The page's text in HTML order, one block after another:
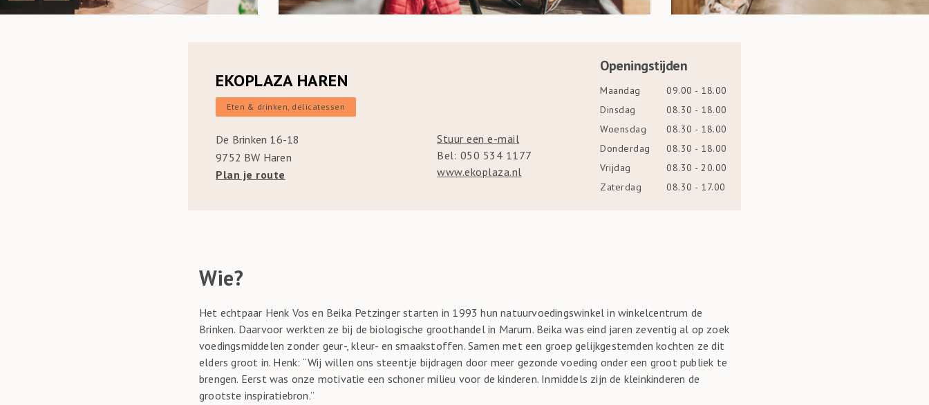
EKOPLAZA HAREN
Eten & drinken, delicatessen
De Brinken 16-18
9752 BW Haren
Plan je route
Stuur een e-mail
Bel: 050 534 1177
www.ekoplaza.nl
Openingstijden
Maandag
09.00 - 18.00
Dinsdag
08.30 - 18.00
Woensdag
08.30 - 18.00
Donderdag
08.30 - 18.00
Vrijdag
08.30 - 20.00
Zaterdag
08.30 - 17.00
Wie?
Het echtpaar Henk Vos en Beika Petzinger starten in 1993 hun natuurvoedingswinkel in winkelcentrum de
Brinken. Daarvoor werkten ze bij de biologische groothandel in Marum. Beika was eind jaren zeventig al op zoek
voedingsmiddelen zonder geur-, kleur- en smaakstoffen. Samen met een groep gelijkgestemden kochten ze dit
elders groot in. Henk: “Wij willen ons steentje bijdragen door meer gezonde voeding onder een groot publiek te
brengen. Eerst was onze motivatie een schoner milieu voor de kinderen. Inmiddels zijn de kleinkinderen de
grootste inspiratiebron.”